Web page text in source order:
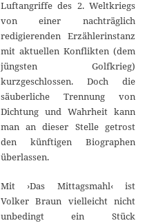
Luftangriffe des 2. Weltkriegs
von einer nachträglich
redigierenden Erzählerinstanz
mit aktuellen Konflikten (dem
jüngsten Golfkrieg)
kurzgeschlossen. Doch die
säuberliche Trennung von
Dichtung und Wahrheit kann
man an dieser Stelle getrost
den künftigen Biographen
überlassen.
Mit ›Das Mittagsmahl‹ ist
Volker Braun vielleicht nicht
unbedingt ein Stück